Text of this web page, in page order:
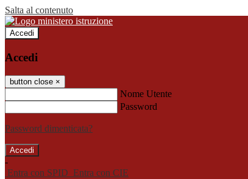
Salta al contenuto
Accedi
Accedi
button close ×
Nome Utente
Password
Password dimenticata?
-
Entra con SPID Entra con CIE